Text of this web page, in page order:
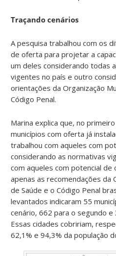
Traçando cenários
A pesquisa trabalhou com os
de oferta para projetar a
um deles considerando todas
vigentes no país e outro
orientações da Organização
Código Penal.
Marina explica que, no
municípios com oferta já
trabalhou com aqueles com
considerando as normativas
com aqueles com potencial
apenas as recomendações da
de Saúde e o Código Penal
levantados indicaram 55
cenário, 662 para o segundo
Essas cidades cobririam,
62,1% e 94,3% da população